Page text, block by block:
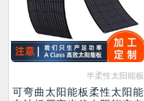
半柔性太阳能板
可弯曲太阳能板柔性太阳能